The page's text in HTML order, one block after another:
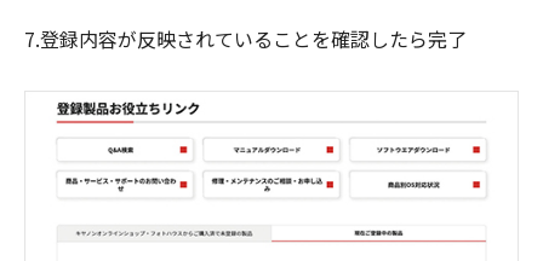
7.登録内容が反映されていることを確認したら完了